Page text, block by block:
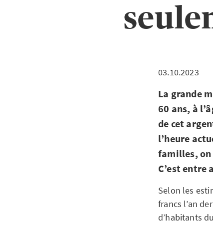
03.10.2023
La grande
60 ans, à
de cet
l’heure
familles, on
C’est entre
Selon les
francs l’an
d’habitants